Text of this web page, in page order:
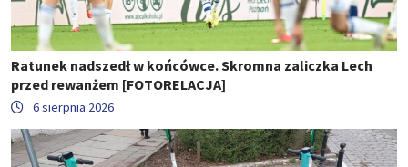
Ratunek nadszedł w końcówce. Skromna zaliczka Lech
przed rewanżem [FOTORELACJA]
6 sierpnia 2026